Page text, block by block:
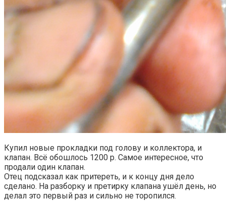
Купил новые прокладки под голову и коллектора, и
клапан. Всё обошлось 1200 р. Самое интересное, что
продали один клапан.
Отец подсказал как притереть, и к концу дня дело
сделано. На разборку и претирку клапана ушёл день, но
делал это первый раз и сильно не торопился.